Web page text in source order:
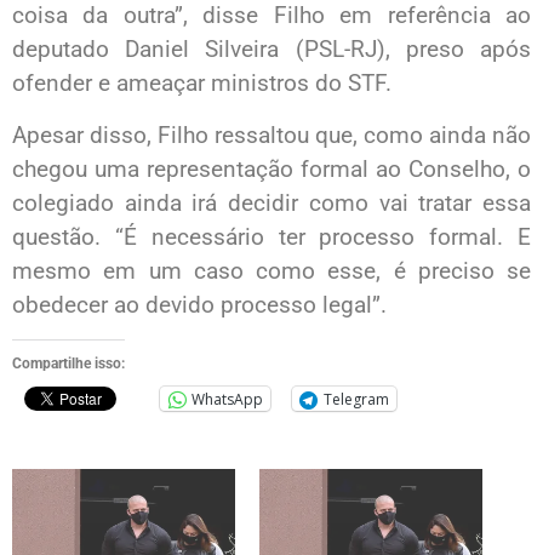
coisa da outra”, disse Filho em referência ao
deputado Daniel Silveira (PSL-RJ), preso após
ofender e ameaçar ministros do STF.
Apesar disso, Filho ressaltou que, como ainda não
chegou uma representação formal ao Conselho, o
colegiado ainda irá decidir como vai tratar essa
questão. “É necessário ter processo formal. E
mesmo em um caso como esse, é preciso se
obedecer ao devido processo legal”.
Compartilhe isso:
WhatsApp Telegram